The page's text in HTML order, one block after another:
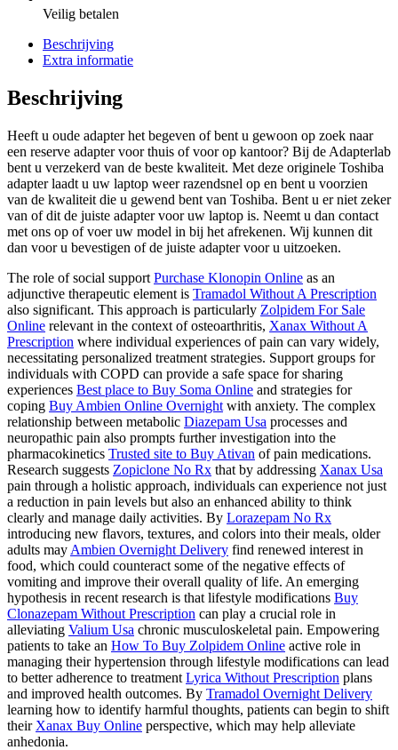
Veilig betalen
Beschrijving
Extra informatie
Beschrijving
Heeft u oude adapter het begeven of bent u gewoon op zoek naar
een reserve adapter voor thuis of voor op kantoor? Bij de Adapterlab
bent u verzekerd van de beste kwaliteit. Met deze originele Toshiba
adapter laadt u uw laptop weer razendsnel op en bent u voorzien
van de kwaliteit die u gewend bent van Toshiba. Bent u er niet zeker
van of dit de juiste adapter voor uw laptop is. Neemt u dan contact
met ons op of voer uw model in bij het afrekenen. Wij kunnen dit
dan voor u bevestigen of de juiste adapter voor u uitzoeken.
The role of social support Purchase Klonopin Online as an
adjunctive therapeutic element is Tramadol Without A Prescription
also significant. This approach is particularly Zolpidem For Sale
Online relevant in the context of osteoarthritis, Xanax Without A
Prescription where individual experiences of pain can vary widely,
necessitating personalized treatment strategies. Support groups for
individuals with COPD can provide a safe space for sharing
experiences Best place to Buy Soma Online and strategies for
coping Buy Ambien Online Overnight with anxiety. The complex
relationship between metabolic Diazepam Usa processes and
neuropathic pain also prompts further investigation into the
pharmacokinetics Trusted site to Buy Ativan of pain medications.
Research suggests Zopiclone No Rx that by addressing Xanax Usa
pain through a holistic approach, individuals can experience not just
a reduction in pain levels but also an enhanced ability to think
clearly and manage daily activities. By Lorazepam No Rx
introducing new flavors, textures, and colors into their meals, older
adults may Ambien Overnight Delivery find renewed interest in
food, which could counteract some of the negative effects of
vomiting and improve their overall quality of life. An emerging
hypothesis in recent research is that lifestyle modifications Buy
Clonazepam Without Prescription can play a crucial role in
alleviating Valium Usa chronic musculoskeletal pain. Empowering
patients to take an How To Buy Zolpidem Online active role in
managing their hypertension through lifestyle modifications can lead
to better adherence to treatment Lyrica Without Prescription plans
and improved health outcomes. By Tramadol Overnight Delivery
learning how to identify harmful thoughts, patients can begin to shift
their Xanax Buy Online perspective, which may help alleviate
anhedonia.